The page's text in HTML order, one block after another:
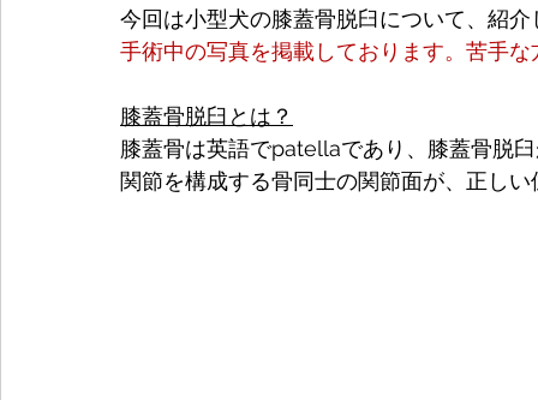
今回は小型犬の膝蓋骨脱臼について、紹介
手術中の写真を掲載しております。苦手
膝蓋骨脱臼とは？
膝蓋骨は英語でpatellaであり、膝蓋骨脱
関節を構成する骨同士の関節面が、正し